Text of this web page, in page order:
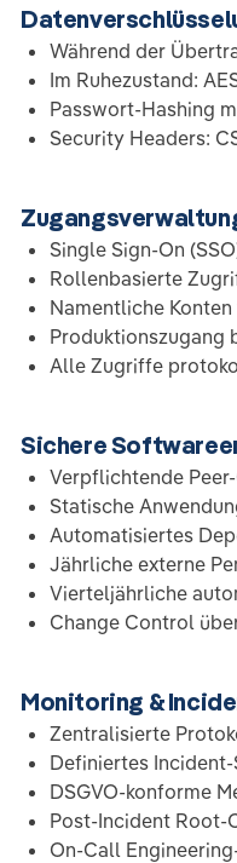
Während der
Im Ruhezustand:
Passwort-Hashing
Security Headers:
Single Sign-On
Rollenbasierte
Namentliche
Produktionszugang
Alle Zugriffe
Sichere
Verpflichtende
Statische
Automatisiertes
Jährliche externe
Vierteljährliche
Change Control
Monitoring &
Zentralisierte
Definiertes Incident-
DSGVO-konforme
Post-Incident Root-
On-Call